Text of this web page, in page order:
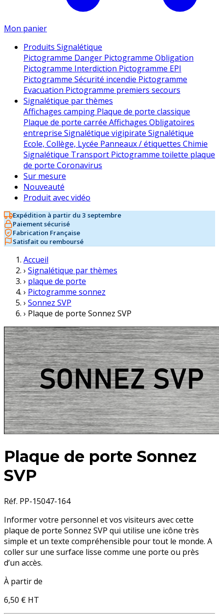
Mon panier
Produits Signalétique
Pictogramme Danger Pictogramme Obligation
Pictogramme Interdiction Pictogramme EPI
Pictogramme Sécurité incendie Pictogramme
Evacuation Pictogramme premiers secours
Signalétique par thèmes
Affichages camping Plaque de porte classique
Plaque de porte carrée Affichages Obligatoires
entreprise Signalétique vigipirate Signalétique
Ecole, Collège, Lycée Panneaux / étiquettes Chimie
Signalétique Transport Pictogramme toilette plaque
de porte Coronavirus
Sur mesure
Nouveauté
Produit avec vidéo
Expédition à partir du 3 septembre
Paiement sécurisé
Fabrication Française
Satisfait ou remboursé
Accueil
› Signalétique par thèmes
› plaque de porte
› Pictogramme sonnez
› Sonnez SVP
› Plaque de porte Sonnez SVP
Plaque de porte Sonnez
SVP
Réf. PP-15047-164
Informer votre personnel et vos visiteurs avec cette
plaque de porte Sonnez SVP qui utilise une icône très
simple et un texte compréhensible pour tout le monde. A
coller sur une surface lisse comme une porte ou près
d’un accès.
À partir de
6,50 € HT